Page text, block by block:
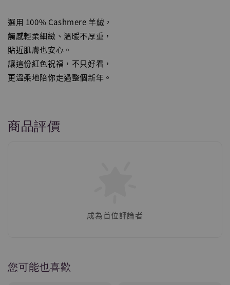
選用 100% Cashmere 羊絨，
觸感輕柔細緻、溫暖不厚重，
貼近肌膚也安心。
讓這份紅色祝福，不只好看，
更溫柔地陪你走過整個新年。
商品評價
成為首位評論者
您可能也喜歡